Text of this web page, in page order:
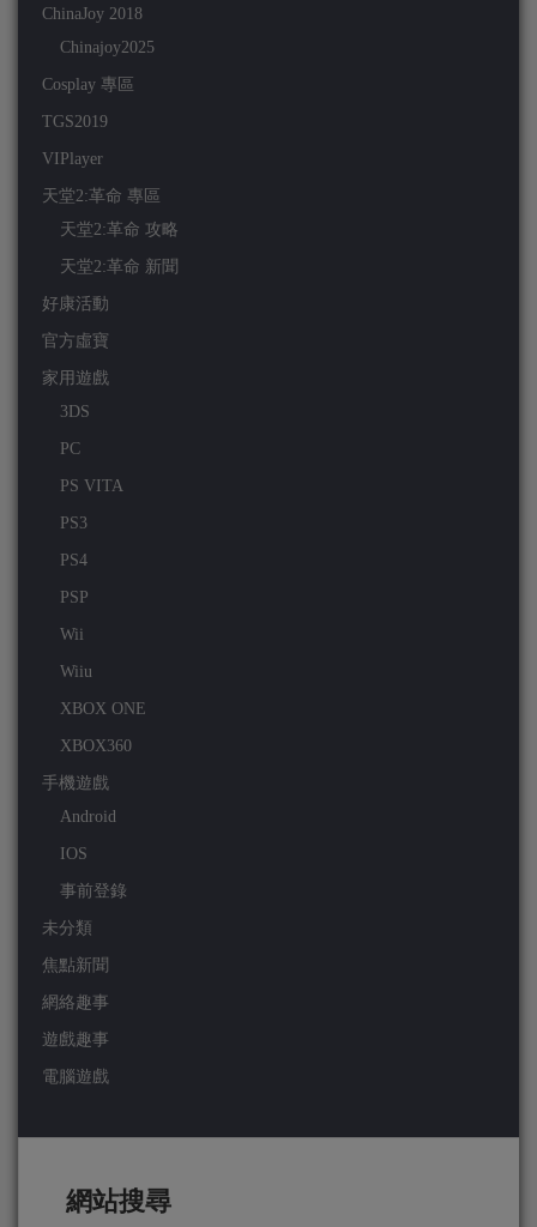
ChinaJoy 2018
Chinajoy2025
Cosplay 專區
TGS2019
VIPlayer
天堂2:革命 專區
天堂2:革命 攻略
天堂2:革命 新聞
好康活動
官方虛寶
家用遊戲
3DS
PC
PS VITA
PS3
PS4
PSP
Wii
Wiiu
XBOX ONE
XBOX360
手機遊戲
Android
IOS
事前登錄
未分類
焦點新聞
網絡趣事
遊戲趣事
電腦遊戲
網站搜尋